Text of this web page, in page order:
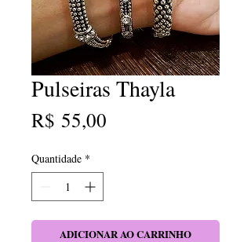
Pulseiras Thayla
R$ 55,00
Quantidade *
ADICIONAR AO CARRINHO